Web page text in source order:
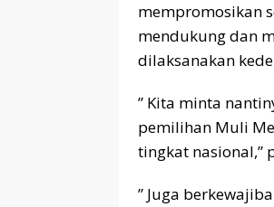
mempromosikan
mendukung dan
dilaksanakan
” Kita minta
pemilihan Muli
tingkat nasional,”
” Juga